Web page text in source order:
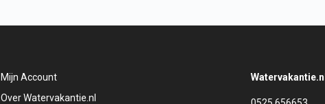
Mijn Account
Over Watervakantie.nl
Watervakantie.nl